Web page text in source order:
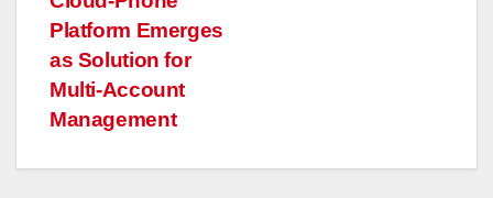
ゲ
ー
シ
ョ
Platform Emerges
as Solution for
Multi-Account
Management